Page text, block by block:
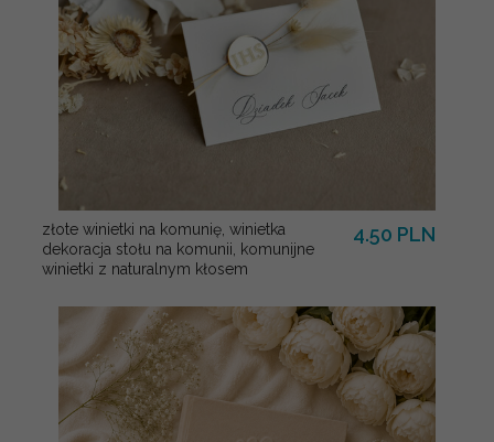
złote winietki na komunię, winietka
dekoracja stołu na komunii, komunijne
winietki z naturalnym kłosem
4.50 PLN